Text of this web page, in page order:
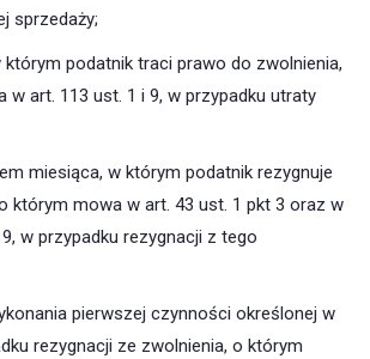
sprzedaży;
którym podatnik traci prawo do zwolnienia,
w art. 113 ust. 1 i 9, w przypadku utraty
miesiąca, w którym podatnik rezygnuje
którym mowa w art. 43 ust. 1 pkt 3 oraz w
w przypadku rezygnacji z tego
pierwszej czynności określonej w
rezygnacji ze zwolnienia, o którym